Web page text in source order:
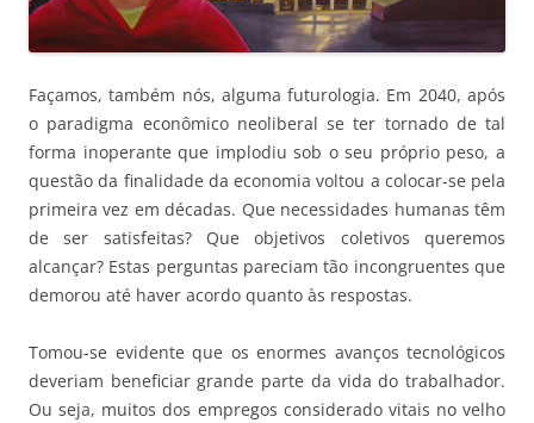
Façamos, também nós, alguma futurologia. Em 2040, após
o paradigma econômico neoliberal se ter tornado de tal
forma inoperante que implodiu sob o seu próprio peso, a
questão da finalidade da economia voltou a colocar-se pela
primeira vez em décadas. Que necessidades humanas têm
de ser satisfeitas? Que objetivos coletivos queremos
alcançar? Estas perguntas pareciam tão incongruentes que
demorou até haver acordo quanto às respostas.
Tomou-se evidente que os enormes avanços tecnológicos
deveriam beneficiar grande parte da vida do trabalhador.
Ou seja, muitos dos empregos considerado vitais no velho